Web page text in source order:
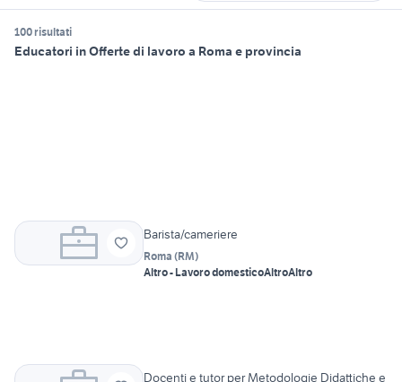
100 risultati
Educatori in Offerte di lavoro a Roma e provincia
Barista/cameriere
Roma (RM)
Altro - Lavoro domesticoAltroAltro
Docenti e tutor per Metodologie Didattiche e